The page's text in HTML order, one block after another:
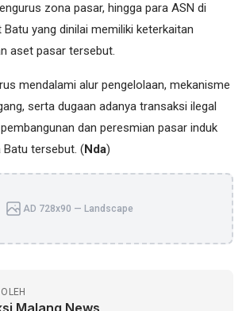
zona pasar, hingga para ASN di
yang dinilai memiliki keterkaitan
aset pasar tersebut.
mendalami alur pengelolaan, mekanisme
serta dugaan adanya transaksi ilegal
dan peresmian pasar induk
Batu tersebut. (Nda)
AD 728x90 — Landscape